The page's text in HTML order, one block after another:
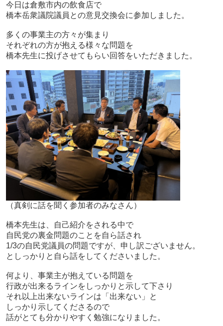
今日は倉敷市内の飲食店で
橋本岳衆議院議員との意見交換会に参加しました。
多くの事業主の方々が集まり
それぞれの方が抱える様々な問題を
橋本先生に投げさせてもらい回答をいただきました。
（真剣に話を聞く参加者のみなさん）
橋本先生は、自己紹介をされる中で
自民党の裏金問題のことを自ら話され
1/3の自民党議員の問題ですが、申し訳ございません。
としっかりと自ら話をしてくださいました。
何より、事業主が抱えている問題を
行政が出来るラインをしっかりと示して下さり
それ以上出来ないラインは「出来ない」と
しっかり示してくださるので
話がとても分かりやすく勉強になりました。